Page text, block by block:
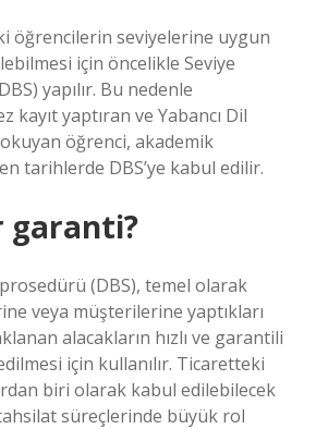
öğrencilerin seviyelerine uygun
için öncelikle Seviye
yapılır. Bu nedenle
kayıt yaptıran ve Yabancı Dil
okuyan öğrenci, akademik
tarihlerde DBS’ye kabul edilir.
garanti?
(DBS), temel olarak
veya müşterilerine yaptıkları
alacakların hızlı ve garantili
için kullanılır. Ticaretteki
biri olarak kabul edilebilecek
süreçlerinde büyük rol